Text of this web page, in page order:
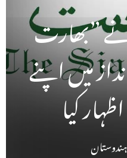
نے ”بھارت
میں اپنے
کیا
ہندوستان